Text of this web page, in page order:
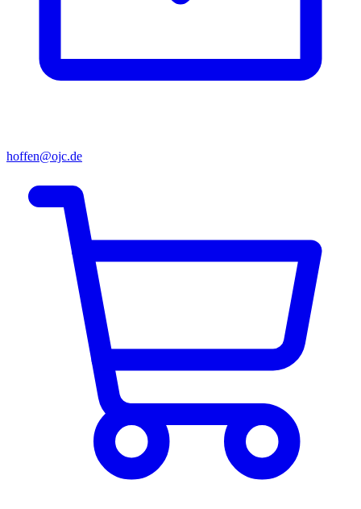
hoffen@ojc.de